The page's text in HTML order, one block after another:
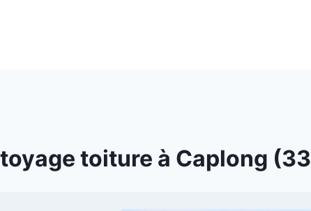
toiture à Caplong